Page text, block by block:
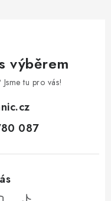
výběrem
tu pro vás!
087